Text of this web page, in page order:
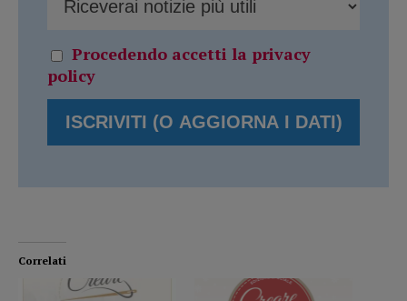
Procedendo accetti la privacy
policy
Correlati